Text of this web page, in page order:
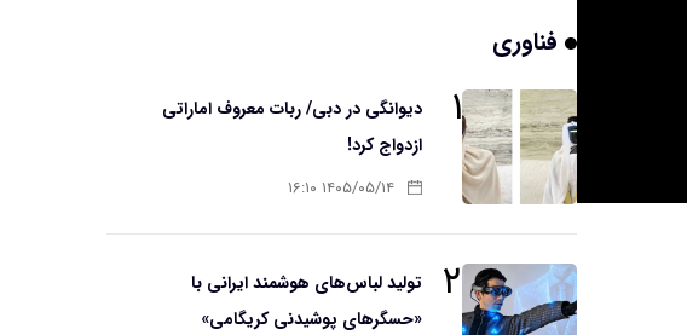
فناوری
۱
دیوانگی در دبی/ ربات معروف اماراتی
ازدواج کرد!
۱۴۰۵/۰۵/۱۴ ۱۶:۱۰
۲
تولید لباس‌های هوشمند ایرانی با
«حسگرهای پوشیدنی کریگامی»